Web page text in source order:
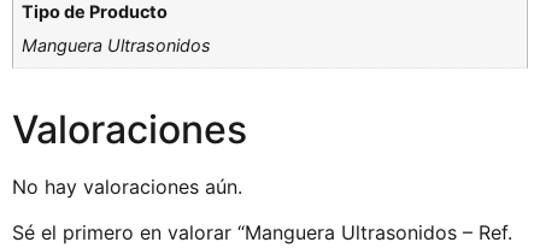
Tipo de Producto
Manguera Ultrasonidos
Valoraciones
No hay valoraciones aún.
Sé el primero en valorar “Manguera Ultrasonidos – Ref.